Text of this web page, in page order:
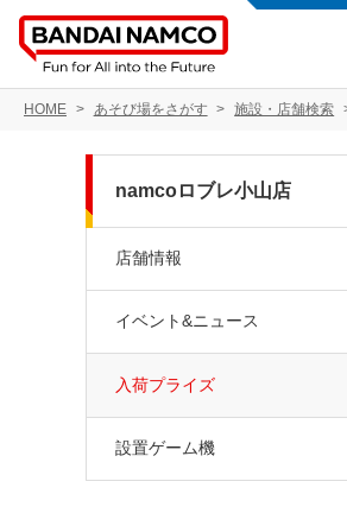
HOME あそび場をさがす 施設・店舗検索
namcoロブレ小山店
店舗情報
イベント&ニュース
入荷プライズ
設置ゲーム機